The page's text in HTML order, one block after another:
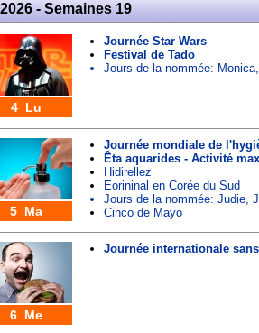
- Semaines 19
4 Lu
Journée Star Wars
Festival de Tado
Jours de la nommée: Monica
5 Ma
Journée mondiale de
Êta aquarides - Activité
Hidirellez
Eorininal en Corée du Sud
Jours de la nommée: Judie,
Cinco de Mayo
6 Me
Journée internationale